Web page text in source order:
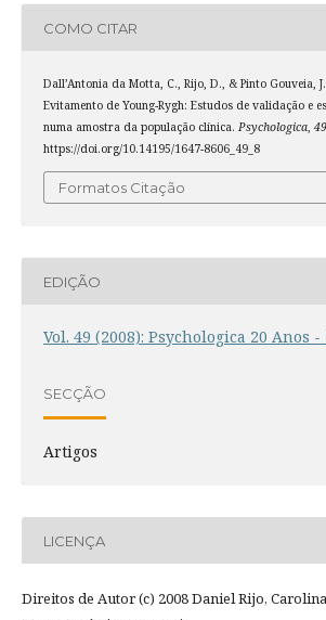
COMO CITAR
Dall’Antonia da Motta, C., Rijo, D., & Pinto Gouveia,
Evitamento de Young-Rygh: Estudos de validação e
numa amostra da população clínica. Psychologica, 49
https://doi.org/10.14195/1647-8606_49_8
Formatos Citação
EDIÇÃO
Vol. 49 (2008): Psychologica 20 Anos -
SECÇÃO
Artigos
LICENÇA
Direitos de Autor (c) 2008 Daniel Rijo,